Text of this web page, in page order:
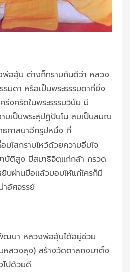
ออุ้น ต่างก็ทราบกันดีว่า หลวง
มดา หรือเป็นพระธรรมดาที่ยิ่ง
ร่งครัดในพระธรรมวินัย มี
เป็นพระสุปฏิปันโน สมเป็นสมณ
ศาสนาอีกรูปหนึ่ง ที่
ใสกราบไหว้ด้วยความอิ่มใจ
ติสูง มีสมาธิจิตแก่กล้า กรวด
บผ่านมือแล้วมอบให้แก่ใครก็มี
อัศจรรย์
ฒนา หลวงพ่ออุ้นได้อยู่ช่วย
หลวงลุง) สร้างวัดตาลกงมาตั้ง
ไปด้วยดี